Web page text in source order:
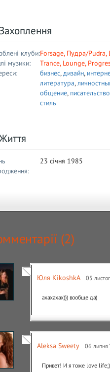
Захоплення
клуби:Forsage, Пудра/Pudra,
музики:
Trance, Lounge,
бизнес,дизайн,
литература,
общение, писательство
стиль
23 січня 1985
(2)
Юля KikoshkA 05
ахахахах))) вообще да)
Aleksa Sweety 06
Привет! И я тоже love life;)